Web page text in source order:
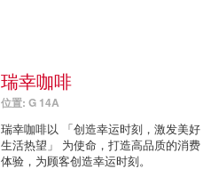
瑞幸咖啡
位置: G 14A
瑞幸咖啡以 「创造幸运时刻，激发美好
生活热望」 为使命，打造高品质的消费
体验，为顾客创造幸运时刻。